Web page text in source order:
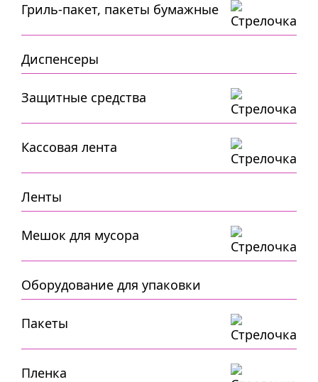
Гриль-пакет, пакеты бумажные
Диспенсеры
Защитные средства
Кассовая лента
Ленты
Мешок для мусора
Оборудование для упаковки
Пакеты
Пленка